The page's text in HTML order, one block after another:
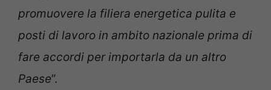
promuovere la filiera energetica pulita e
posti di lavoro in ambito nazionale prima di
fare accordi per importarla da un altro
Paese”.